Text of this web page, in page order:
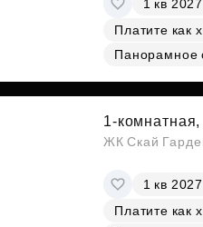
Субсидии
1 кв 2027
Платите как
Панорамное
1-комнатная,
ЖК Скай
1 кв 2027
Платите как